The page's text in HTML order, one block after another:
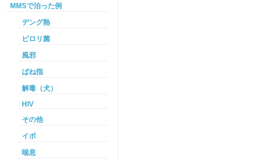
MMSで治った例
デング熱
ピロリ菌
風邪
ばね指
解毒（犬）
HIV
その他
イボ
喘息